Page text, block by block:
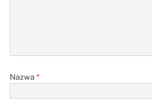
Nazwa *